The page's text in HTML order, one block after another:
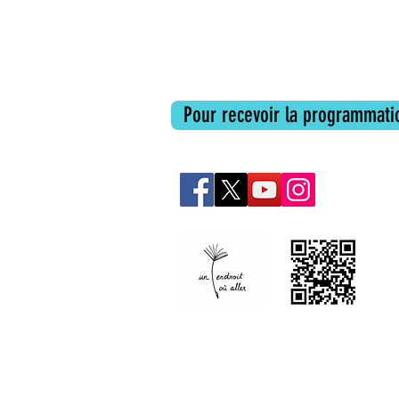
Pour recevoir la